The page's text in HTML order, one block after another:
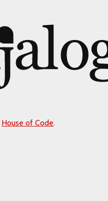
House of Code.